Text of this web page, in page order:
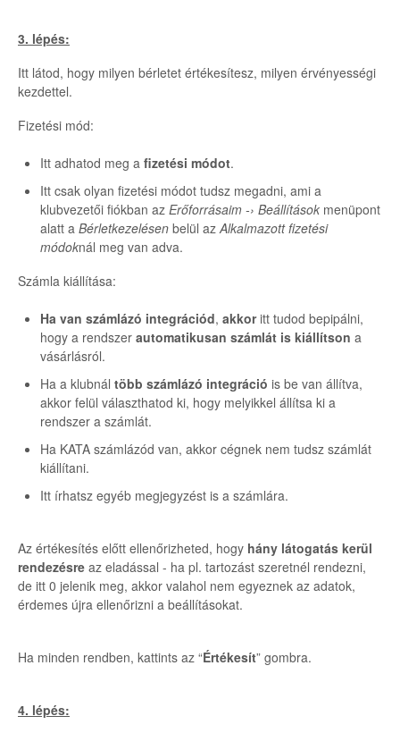
3. lépés:
Itt látod, hogy milyen bérletet értékesítesz, milyen érvényességi
kezdettel.
Fizetési mód:
Itt adhatod meg a fizetési módot.
Itt csak olyan fizetési módot tudsz megadni, ami a
klubvezetői fiókban az Erőforrásaim -› Beállítások menüpont
alatt a Bérletkezelésen belül az Alkalmazott fizetési
módoknál meg van adva.
Számla kiállítása:
Ha van számlázó integrációd, akkoritt tudod bepipálni,
hogy a rendszer automatikusan számlát is kiállítson a
vásárlásról.
Ha a klubnál több számlázó integráció is be van állítva,
akkor felül választhatod ki, hogy melyikkel állítsa ki a
rendszer a számlát.
Ha KATA számlázód van, akkor cégnek nem tudsz számlát
kiállítani.
Itt írhatsz egyéb megjegyzést is a számlára.
Az értékesítés előtt ellenőrizheted, hogy hány látogatás kerül
rendezésre az eladással - ha pl. tartozást szeretnél rendezni,
de itt 0 jelenik meg, akkor valahol nem egyeznek az adatok,
érdemes újra ellenőrizni a beállításokat.
Ha minden rendben, kattints az “Értékesít” gombra.
4. lépés: